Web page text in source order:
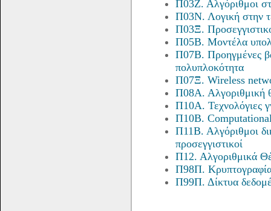
Π03Ζ. Αλγόριθμοι
Π03Ν. Λογική στην
Π03Ξ.
Π05Β. Μοντέλα
Π07Β. Προηγμένες
πολυπλοκότητα
Π07Ξ. Wireless
Π08Α. Αλγοριθμική
Π10Α. Τεχνολόγιες
Π10Β.
Π11Β. Αλγόριθμοι
προσεγγιστικοί
Π12. Αλγοριθμικά
Π98Π.
Π99Π. Δίκτυα